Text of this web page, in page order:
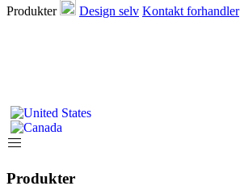
Produkter Design selv Kontakt forhandler
Produkter